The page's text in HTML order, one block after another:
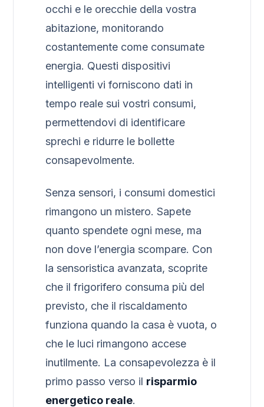
occhi e le orecchie della vostra
abitazione, monitorando
costantemente come consumate
energia. Questi dispositivi
intelligenti vi forniscono dati in
tempo reale sui vostri consumi,
permettendovi di identificare
sprechi e ridurre le bollette
consapevolmente.
Senza sensori, i consumi domestici
rimangono un mistero. Sapete
quanto spendete ogni mese, ma
non dove l’energia scompare. Con
la sensoristica avanzata, scoprite
che il frigorifero consuma più del
previsto, che il riscaldamento
funziona quando la casa è vuota, o
che le luci rimangono accese
inutilmente. La consapevolezza è il
primo passo verso il risparmio
energetico reale.